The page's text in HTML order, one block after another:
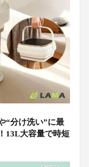
“分け洗い”に最
13L大容量で時短